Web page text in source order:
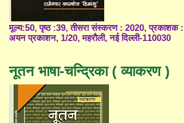
मूल्य:50, पृष्ठ :39, तीसरा संस्करण : 2020, प्रकाशक :
अयन प्रकाशन, 1/20, महरौली, नई दिल्ली-110030
नूतन भाषा-चन्द्रिका ( व्याकरण )